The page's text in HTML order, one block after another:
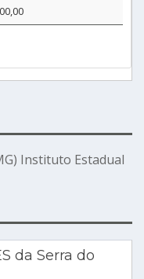
Instituto Estadual
da Serra do